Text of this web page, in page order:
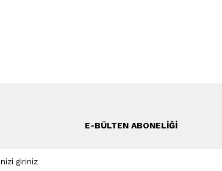
E-BÜLTEN ABONELIĞI